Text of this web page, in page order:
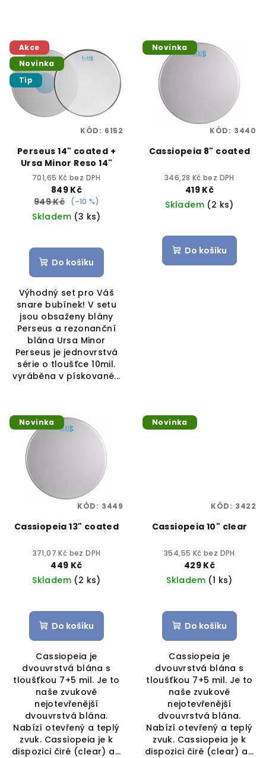
Akce
Novinka
Tip
Perseus 14" coated +
Ursa Minor Reso 14"
701,65 Kč bez DPH
849 Kč
949 Kč
(–10 %)
Skladem (3 ks)
Do košíku
Výhodný set pro Váš
snare bubínek! V setu
jsou obsaženy blány
Perseus a rezonanční
blána Ursa Minor
Perseus je jednovrstvá
série o tloušťce 10mil.
vyráběna v pískované...
KÓD: 6152
Novinka
Cassiopeia 8" coated
346,28 Kč bez DPH
419 Kč
Skladem (2 ks)
Do košíku
KÓD: 3440
Novinka
Cassiopeia 13" coated
371,07 Kč bez DPH
449 Kč
Skladem (2 ks)
Do košíku
Cassiopeia je
dvouvrstvá blána s
tloušťkou 7+5 mil. Je to
naše zvukově
nejotevřenější
dvouvrstvá blána.
Nabízí otevřený a teplý
zvuk. Cassiopeia je k
dispozici čiré (clear) a...
KÓD: 3449
Novinka
Cassiopeia 10" clear
354,55 Kč bez DPH
429 Kč
Skladem (1 ks)
Do košíku
Cassiopeia je
dvouvrstvá blána s
tloušťkou 7+5 mil. Je to
naše zvukově
nejotevřenější
dvouvrstvá blána.
Nabízí otevřený a teplý
zvuk. Cassiopeia je k
dispozici čiré (clear) a...
KÓD: 3422